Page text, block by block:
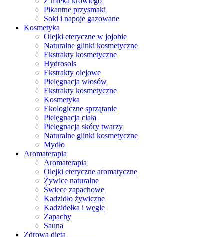
Pikantne przysmaki
Soki i napoje gazowane
Kosmetyka
Olejki eteryczne w jojobie
Naturalne glinki kosmetyczne
Ekstrakty kosmetyczne
Hydrosols
Ekstrakty olejowe
Pielęgnacja włosów
Ekstrakty kosmetyczne
Kosmetyka
Ekologiczne sprzątanie
Pielęgnacja ciała
Pielęgnacja skóry twarzy
Naturalne glinki kosmetyczne
Mydło
Aromaterapia
Aromaterapia
Olejki eteryczne aromatyczne
Żywice naturalne
Świece zapachowe
Kadzidło żywiczne
Kadzidełka i węgle
Zapachy
Sauna
Zdrowa dieta